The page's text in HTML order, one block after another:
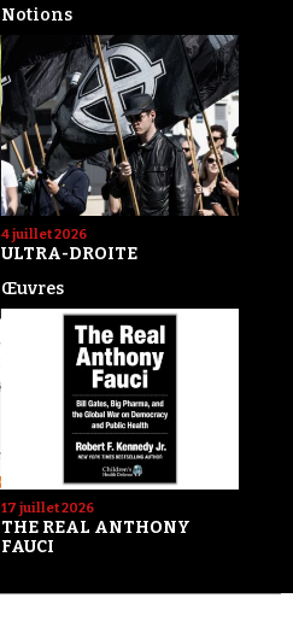
Notions
4 juillet 2026
ULTRA-DROITE
Œuvres
17 juillet 2026
THE REAL ANTHONY
FAUCI